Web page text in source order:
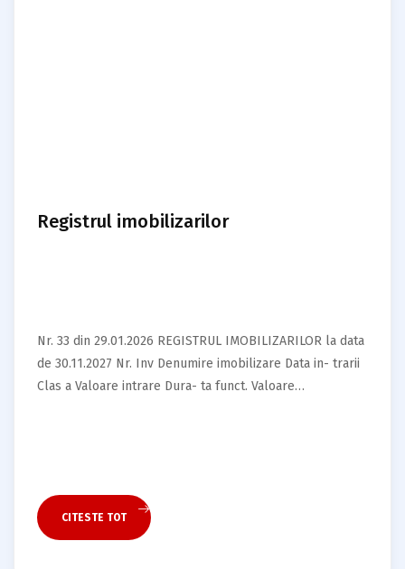
Registrul imobilizarilor
Nr. 33 din 29.01.2026 REGISTRUL IMOBILIZARILOR la data
de 30.11.2027 Nr. Inv Denumire imobilizare Data in- trarii
Clas a Valoare intrare Dura- ta funct. Valoare…
CITESTE TOT